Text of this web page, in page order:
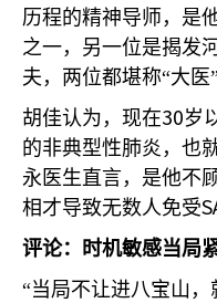
历程的精神导师，是
之一，另一位是揭发
夫，两位都堪称“大医”
胡佳认为，现在30岁
的非典型性肺炎，也
永医生直言，是他不
相才导致无数人免受
评论：时机敏感当局
“当局不让进八宝山，